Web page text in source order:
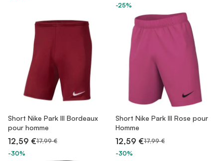
-25%
Short Nike Park III Bordeaux
pour homme
12,59 €17,99 €
-30%
Short Nike Park III Rose pour
Homme
12,59 €17,99 €
-30%